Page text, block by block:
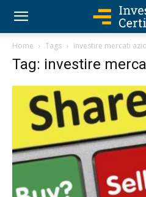
Home Tags Investire mercati
Tag: investire